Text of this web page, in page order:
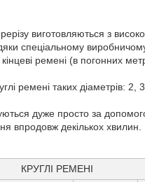
виготовляються з
спеціальному
ремені (в погонних
ремені таких діаметрів: 2,
дуже просто за
впродовж декількох хвилин.
КРУГЛІ РЕМЕНІ